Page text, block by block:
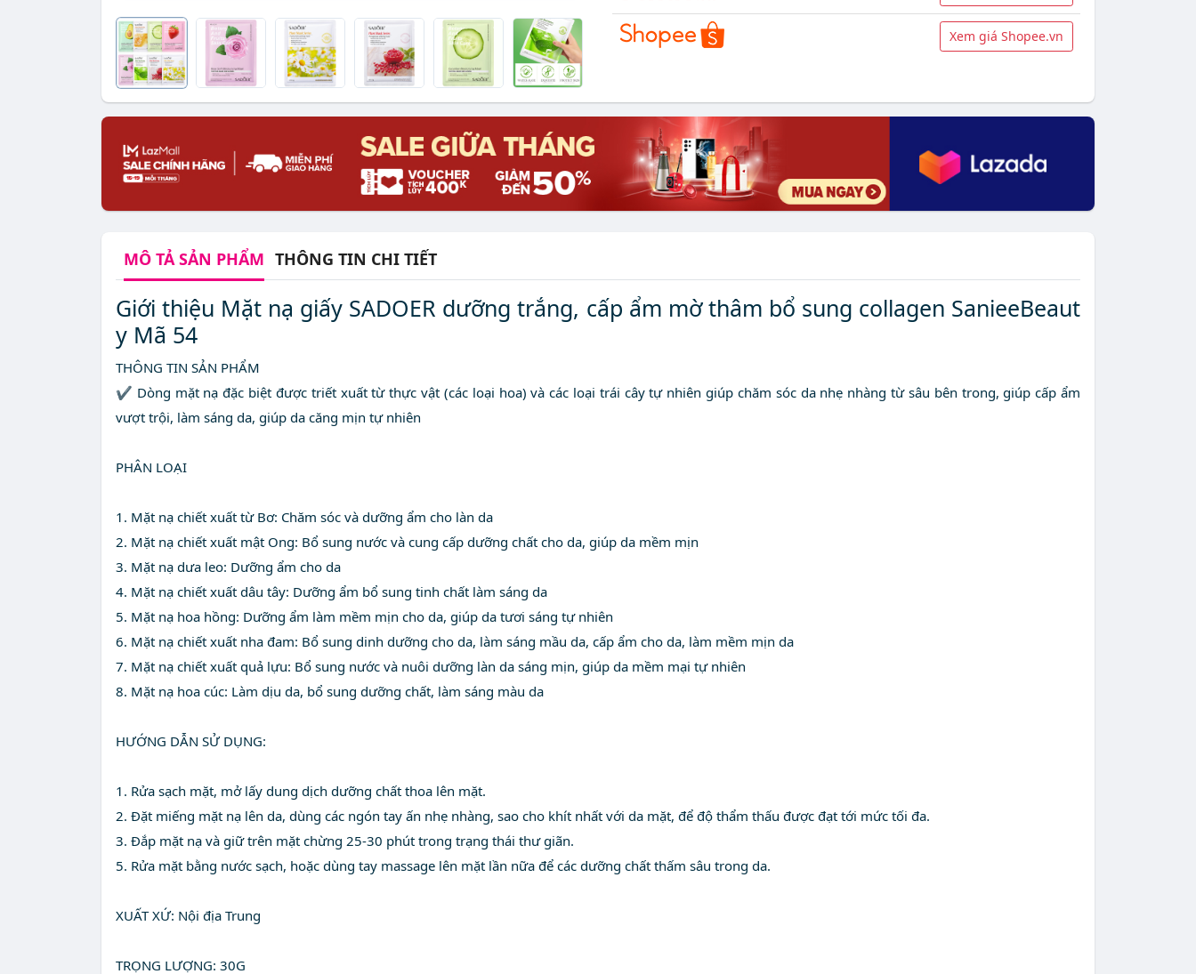
Xem giá Shopee.vn
MÔ TẢSẢN PHẨM THÔNG TIN CHI TIẾT
Giới thiệu Mặt nạ giấy SADOER dưỡng trắng, cấp ẩm mờ thâm bổ sung collagen SanieeBeaut
y Mã 54
THÔNG TIN SẢN PHẨM
✔ Dòng ​mặt nạ đặc biệt được triết xuất từ thực vật (các loại hoa) và các loại trái cây tự nhiên giúp chăm sóc da nhẹ nhàng từ sâu bên trong, giúp cấp ẩm
vượt trội, làm sáng da, giúp da căng mịn tự nhiên
PHÂN LOẠI
1. Mặt nạ chiết xuất từ Bơ: Chăm sóc và dưỡng ẩm cho làn da
2. Mặt nạ chiết xuất mật Ong: Bổ sung nước và cung cấp dưỡng chất cho da, giúp da mềm mịn
3. Mặt nạ dưa leo: Dưỡng ẩm cho da
4. Mặt nạ chiết xuất dâu tây: Dưỡng ẩm bổ sung tinh chất làm sáng da
5. Mặt nạ hoa hồng: Dưỡng ẩm làm mềm mịn cho da, giúp da tươi sáng tự nhiên
6. Mặt nạ chiết xuất nha đam: Bổ sung dinh dưỡng cho da, làm sáng mầu da, cấp ẩm cho da, làm mềm mịn da
7. Mặt nạ chiết xuất quả lựu: Bổ sung nước và nuôi dưỡng làn da sáng mịn, giúp da mềm mại tự nhiên
8. Mặt nạ hoa cúc: Làm dịu da, bổ sung dưỡng chất, làm sáng màu da
HƯỚNG DẪN SỬ DỤNG:
1. Rửa sạch mặt, mở lấy dung dịch dưỡng chất thoa lên mặt.
2. Đặt miếng mặt nạ lên da, dùng các ngón tay ấn nhẹ nhàng, sao cho khít nhất với da mặt, để độ thẩm thấu được đạt tới mức tối đa.
3. Đắp mặt nạ và giữ trên mặt chừng 25-30 phút trong trạng thái thư giãn.
5. Rửa mặt bằng nước sạch, hoặc dùng tay massage lên mặt lần nữa để các dưỡng chất thấm sâu trong da.
XUẤT XỨ: Nội địa Trung
TRỌNG LƯỢNG: 30G